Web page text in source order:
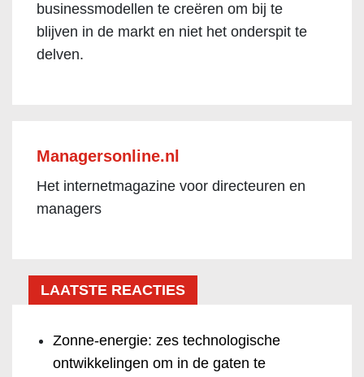
businessmodellen te creëren om bij te
blijven in de markt en niet het onderspit te
delven.
Managersonline.nl
Het internetmagazine voor directeuren en
managers
LAATSTE REACTIES
Zonne-energie: zes technologische
ontwikkelingen om in de gaten te